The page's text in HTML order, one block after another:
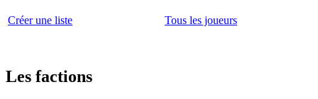
Créer une liste Tous les joueurs
Les factions